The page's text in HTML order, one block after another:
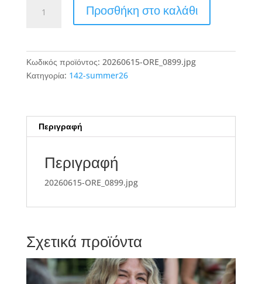
ORE_0899.jpg
Προσθήκη στο καλάθι
Κωδικός προϊόντος: 20260615-ORE_0899.jpg
Κατηγορία: 142-summer26
Περιγραφή
Περιγραφή
20260615-ORE_0899.jpg
Σχετικά προϊόντα